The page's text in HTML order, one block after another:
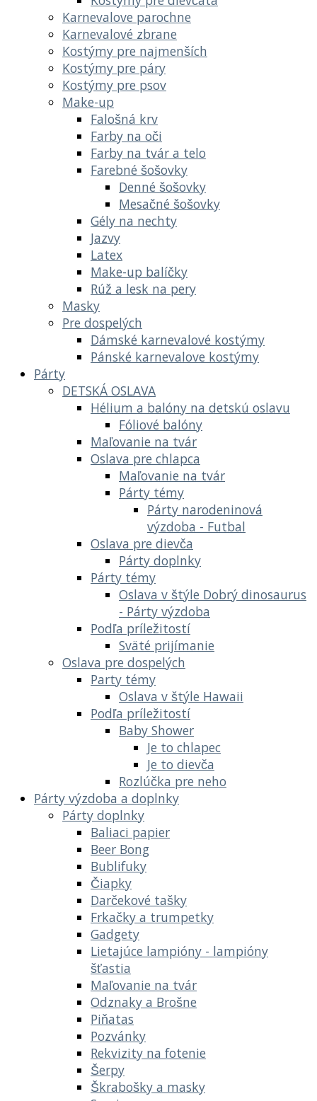
Karnevalove parochne
Karnevalové zbrane
Kostýmy pre najmenších
Kostýmy pre páry
Kostýmy pre psov
Make-up
Falošná krv
Farby na oči
Farby na tvár a telo
Farebné šošovky
Denné šošovky
Mesačné šošovky
Gély na nechty
Jazvy
Latex
Make-up balíčky
Rúž a lesk na pery
Masky
Pre dospelých
Dámské karnevalové kostýmy
Pánské karnevalove kostýmy
Párty
DETSKÁ OSLAVA
Hélium a balóny na detskú oslavu
Fóliové balóny
Maľovanie na tvár
Oslava pre chlapca
Maľovanie na tvár
Párty témy
Párty narodeninová
výzdoba - Futbal
Oslava pre dievča
Párty doplnky
Párty témy
Oslava v štýle Dobrý dinosaurus
- Párty výzdoba
Podľa príležitostí
Sväté prijímanie
Oslava pre dospelých
Party témy
Oslava v štýle Hawaii
Podľa príležitostí
Baby Shower
Je to chlapec
Je to dievča
Rozlúčka pre neho
Párty výzdoba a doplnky
Párty doplnky
Baliaci papier
Beer Bong
Bublifuky
Čiapky
Darčekové tašky
Frkačky a trumpetky
Gadgety
Lietajúce lampióny - lampióny
šťastia
Maľovanie na tvár
Odznaky a Brošne
Piňatas
Pozvánky
Rekvizity na fotenie
Šerpy
Škrabošky a masky